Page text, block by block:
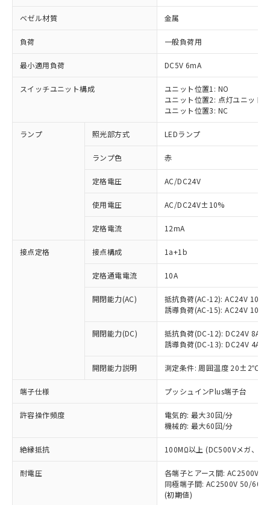
ベゼル材質 金属
負荷 一般負荷用
最小適用負荷 DC5V 6mA
スイッチユニット構成
ユニット位置1: NO
ユニット位置2: 点灯ユニット
ユニット位置3: NC
ランプ 照光部方式 LEDランプ
ランプ色 赤
定格電圧 AC/DC24V
使用電圧 AC/DC24V±10%
定格電流 12mA
接点定格 接点構成 1a+1b
定格通電電流 10A
開閉能力(AC)
抵抗負荷(AC-12): AC24V 10A/
誘導負荷(AC-15): AC24V
開閉能力(DC)
抵抗負荷(DC-12): DC24V 8A/
誘導負荷(DC-13): DC24V 4A/
開閉能力説明 測定条件: 周囲温度 20±2℃、
端子仕様 プッシュインPlus端子台
許容操作頻度
電気的: 最大30回/分
機械的: 最大60回/分
絶縁抵抗 100MΩ以上 (DC500Vメガ、点
耐電圧
各端子とアース間: AC2500V
同極端子間: AC2500V 50/
(初期値)
ご利用条件
ご利用ください。
本サービスは、当社制御機器事業取扱
商品の当社在庫状況および標準価格
(税抜)を提供させていただくもので
当社制御機器事業取扱商品の中には、
本サービスの対象外となる商品もある
ことをご了承ください。
在庫状況および標準価格照会結果は、
対応済み：EU RoHS指令（10物質）の
非含有に対応した製品が提供可能な商品で
対応予定：EU RoHS指令（10物質）の非含
有に対応した製品に切り替える予定のある
対応予定なし：EU RoHS指令（10物質）の
非含有に非対応の商品で、対応品を出す予
定はありません。
調査・確認中：EU RoHS指令（10物質）の
非含有の対応状況を調査中または確認中の
害物質有無と関係のない商品です。
仕入先様の事情により、非含有部品として
いたものが、含有品と判明した場合などや
むを得ず変更することがあります。
※1 中国RoHS○×表
「○」：最大均質材料含有率が中国RoHSの
基準値以下であることを示します。
「×」：最大均質材料含有率が中国RoHSの
基準値を超えていることを示します。
「－」：未確認です。当社販売部門へお問
当社は、これら貴社製品のうち、外国
為替および外国貿易法に定める商品